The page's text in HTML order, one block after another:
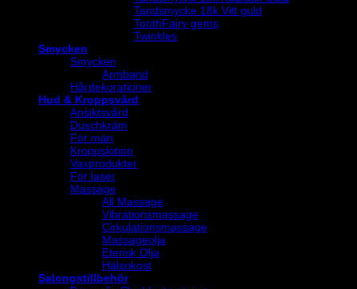
Tandsmycke 18k Vitt guld
ToothFairy gems
Twinkles
Smycken
Smycken
Armband
Hårdekorationer
Hud & Kroppsvård
Ansiktsvård
Duschkräm
För män
Kroppslotion
Vaxprodukter
För laser
Massage
All Massage
Vibrationsmassage
Cirkulationsmassage
Massageolja
Eterisk Olja
Hälsokost
Salongstillbehör